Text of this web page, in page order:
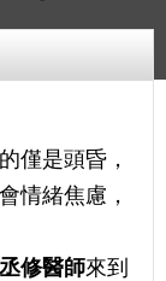
僅是頭昏，
情緒焦慮，
修醫師來到